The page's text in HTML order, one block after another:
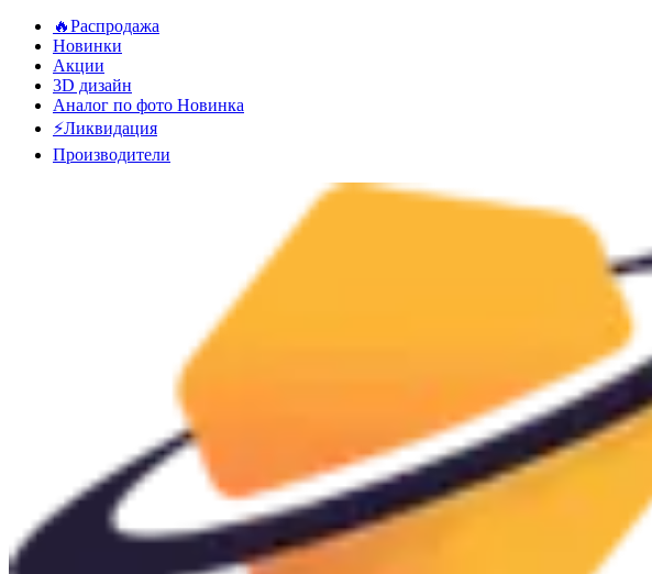
🔥Распродажа
Новинки
Акции
3D дизайн
Аналог по фото Новинка
⚡Ликвидация
Производители